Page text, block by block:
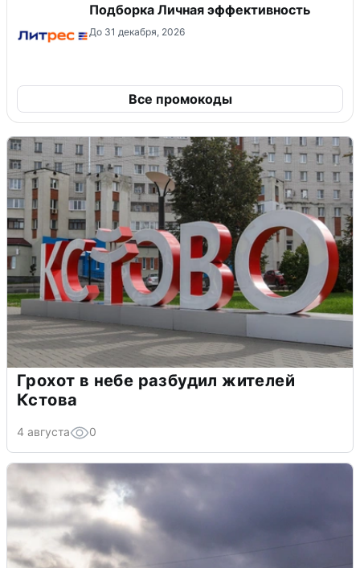
Подборка Личная эффективность
До 31 декабря, 2026
Все промокоды
Грохот в небе разбудил жителей
Кстова
4 августа 0